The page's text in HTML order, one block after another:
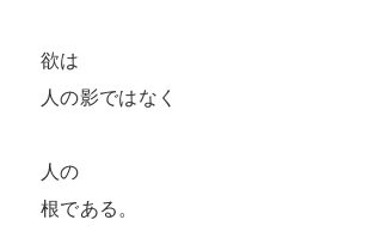
欲は
人の影ではなく
人の
根である。